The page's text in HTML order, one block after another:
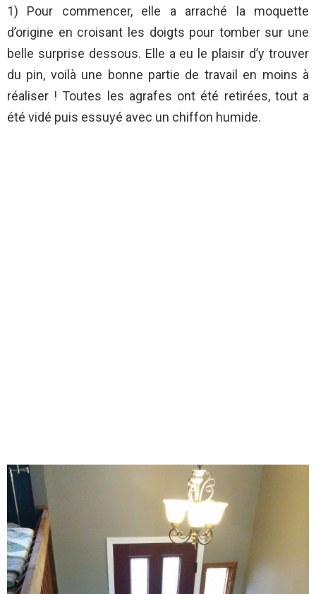
1) Pour commencer, elle a arraché la moquette
d’origine en croisant les doigts pour tomber sur une
belle surprise dessous. Elle a eu le plaisir d’y trouver
du pin, voilà une bonne partie de travail en moins à
réaliser ! Toutes les agrafes ont été retirées, tout a
été vidé puis essuyé avec un chiffon humide.